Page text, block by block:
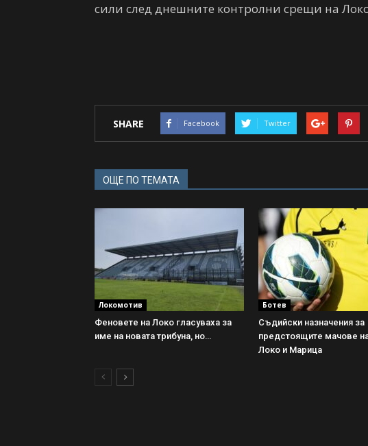
сили след днешните контролни срещи на
SHARE Facebook Twitter
ОЩЕ ПО ТЕМАТА
Локомотив
Феновете на Локо гласуваха за
име на новата трибуна, но…
Ботев
Съдийски назначения за
предстоящите мачове
Локо и Марица